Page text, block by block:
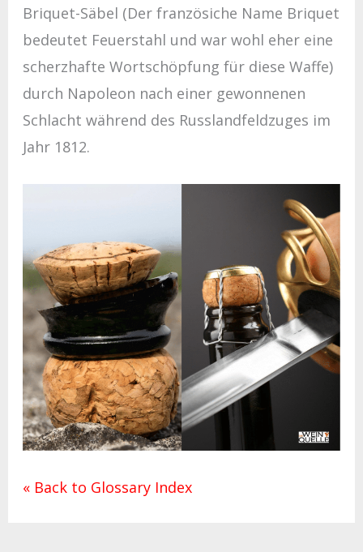
Briquet-Säbel (Der französiche Name Briquet
bedeutet Feuerstahl und war wohl eher eine
scherzhafte Wortschöpfung für diese Waffe)
durch Napoleon nach einer gewonnenen
Schlacht während des Russlandfeldzuges im
Jahr 1812.
« Back to Glossary Index